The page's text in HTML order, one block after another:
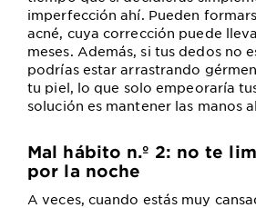
imperfección ahí. Pueden
acné, cuya corrección puede
meses. Además, si tus dedos no
podrías estar arrastrando
tu piel, lo que solo empeoraría
solución es mantener las manos
Mal hábito n.º 2: no te
por la noche
A veces, cuando estás muy